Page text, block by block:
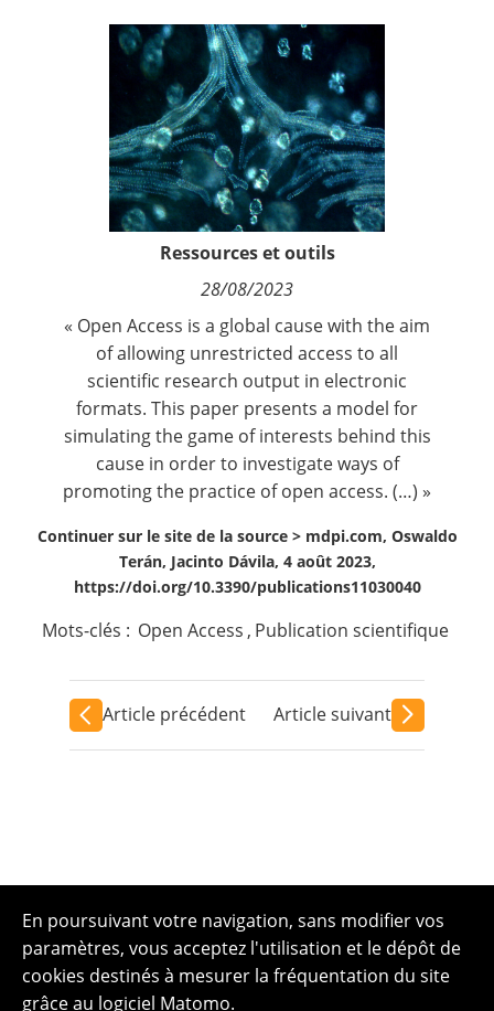
Ressources et outils
28/08/2023
« Open Access is a global cause with the aim
of allowing unrestricted access to all
scientific research output in electronic
formats. This paper presents a model for
simulating the game of interests behind this
cause in order to investigate ways of
promoting the practice of open access. (…) »
Continuer sur le site de la source > mdpi.com, Oswaldo
Terán, Jacinto Dávila, 4 août 2023,
https://doi.org/10.3390/publications11030040
Mots-clés : Open Access , Publication scientifique
Article précédent Article suivant
En poursuivant votre navigation, sans modifier vos
paramètres, vous acceptez l'utilisation et le dépôt de
cookies destinés à mesurer la fréquentation du site
grâce au logiciel Matomo.